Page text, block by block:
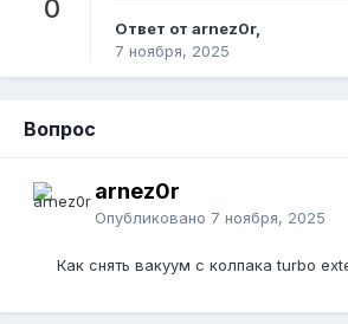
0
Ответ от arnez0r,
7 ноября, 2025
Вопрос
arnez0r
Опубликовано 7 ноября, 2025
Как снять вакуум с колпака turbo